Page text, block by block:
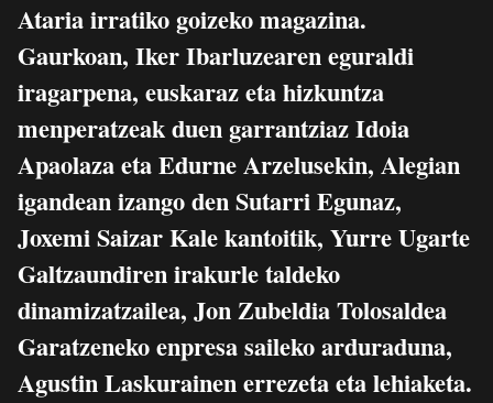
Ataria irratiko goizeko magazina.
Gaurkoan, Iker Ibarluzearen eguraldi
iragarpena, euskaraz eta hizkuntza
menperatzeak duen garrantziaz Idoia
Apaolaza eta Edurne Arzelusekin, Alegian
igandean izango den Sutarri Egunaz,
Joxemi Saizar Kale kantoitik, Yurre Ugarte
Galtzaundiren irakurle taldeko
dinamizatzailea, Jon Zubeldia Tolosaldea
Garatzeneko enpresa saileko arduraduna,
Agustin Laskurainen errezeta eta lehiaketa.